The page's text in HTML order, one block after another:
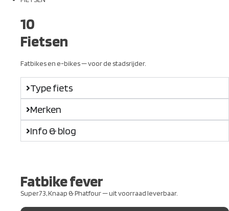
10
Fietsen
Fatbikes en e-bikes — voor de stadsrijder.
Type fiets
Merken
Info & blog
Fatbike fever
Super73, Knaap & Phatfour — uit voorraad leverbaar.